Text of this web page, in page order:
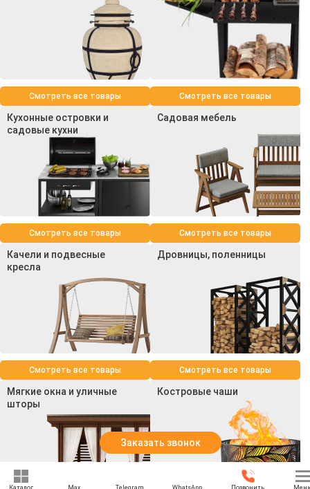
Смотреть все товары Смотреть все товары
Кухонные островки и
садовые кухни
Смотреть все товары
Садовая мебель
Смотреть все товары
Качели и подвесные
кресла
Смотреть все товары
Дровницы, поленницы
Смотреть все товары
Мягкие окна и уличные
шторы
Костровые чаши
Заказать звонок
Каталог Max Telegram WhatsApp Позвонить